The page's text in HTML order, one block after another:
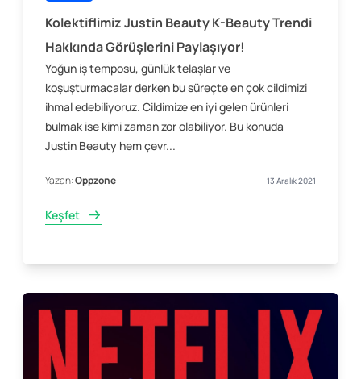
Kolektiflimiz Justin Beauty K-Beauty Trendi
Hakkında Görüşlerini Paylaşıyor!
Yoğun iş temposu, günlük telaşlar ve
koşuşturmacalar derken bu süreçte en çok cildimizi
ihmal edebiliyoruz. Cildimize en iyi gelen ürünleri
bulmak ise kimi zaman zor olabiliyor. Bu konuda
Justin Beauty hem çevr...
Yazan:Oppzone 13 Aralık 2021
Keşfet